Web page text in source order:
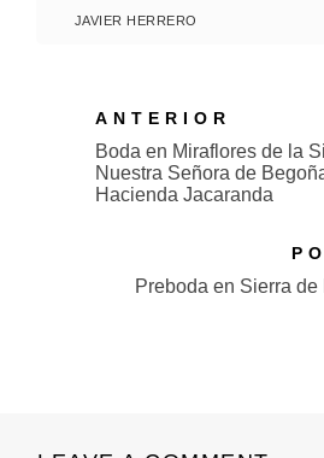
JAVIER HERRERO
ANTERIOR
Boda en Miraflores de la
Nuestra Señora de
Hacienda Jacaranda
Preboda en Sierra